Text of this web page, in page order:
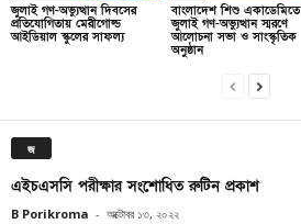
জুলাই গণ-অভ্যুত্থান দিবসের
প্রতিযোগিতায় মেরীগোল্ড
আইডিয়াল স্কুলের সাফল্য
বাংলাদেশ শিশু একাডেমিতে
জুলাই গণ-অভ্যুত্থান স্মরণে
আলোচনা সভা ও সাংস্কৃতিক
অনুষ্ঠান
জ
এইচএসসি পরীক্ষার সংশোধিত রুটিন প্রকাশ
B Porikroma - অক্টোবর ১৩, ২০২২